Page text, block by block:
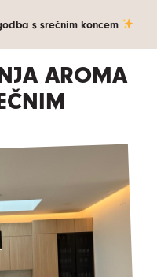
s srečnim koncem
AROMA